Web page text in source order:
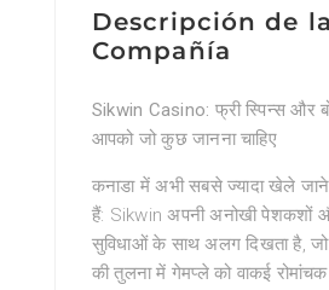
Descripción de la
Compañía
Sikwin Casino: फ्री स्पिन्स और
आपको जो कुछ जानना चाहिए
कनाडा में अभी सबसे ज्यादा खेले जाने
हैं: Sikwin अपनी अनोखी पेशकशों
सुविधाओं के साथ अलग दिखता है, जो
की तुलना में गेमप्ले को वाकई रोमांचक